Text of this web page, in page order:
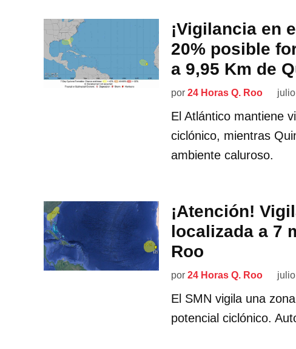
¡Vigilancia en
20% posible
a 9,95 Km de
por 24 Horas Q. Roo
El Atlántico mantiene
ciclónico, mientras
ambiente caluroso.
¡Atención!
localizada a 7
Roo
por 24 Horas Q. Roo
El SMN vigila una
potencial ciclónico.